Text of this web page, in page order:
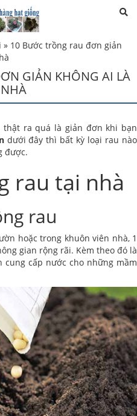
» 10 Bước trồng rau đơn giản
GIẢN KHÔNG AI LÀ
ra quá là giản đơn khi bạn
dưới đây thì bất kỳ loại rau nào
được.
rau tại nhà
rau
hoặc trong khuôn viên nhà, 1
gian rộng rãi. Kèm theo đó là
cấp nước cho những mầm